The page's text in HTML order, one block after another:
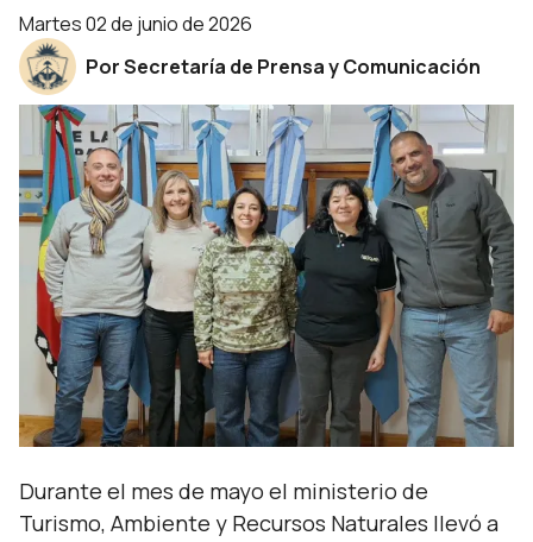
martes 02 de junio de 2026
Por Secretaría de Prensa y Comunicación
Durante el mes de mayo el ministerio de
Turismo, Ambiente y Recursos Naturales llevó a